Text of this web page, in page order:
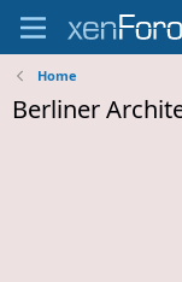
Home
Berliner